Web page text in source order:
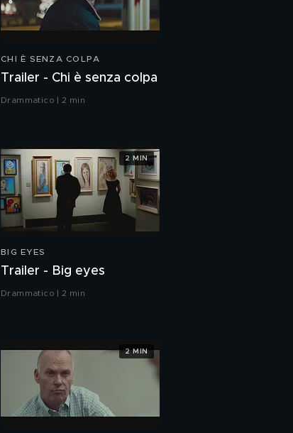
CHI È SENZA COLPA
Trailer - Chi è senza colpa
Drammatico | 2 min
BIG EYES
Trailer - Big eyes
Drammatico | 2 min
2 MIN
2 MIN